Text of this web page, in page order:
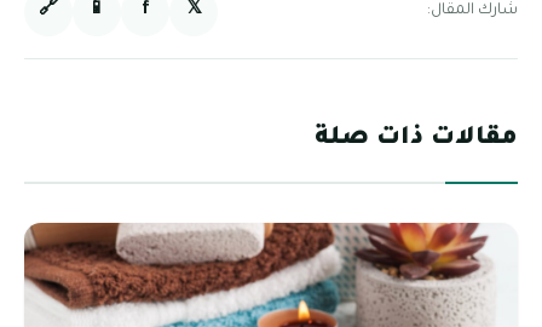
شارك المقال: 𝕏
f
📱
🔗
مقالات ذات صلة